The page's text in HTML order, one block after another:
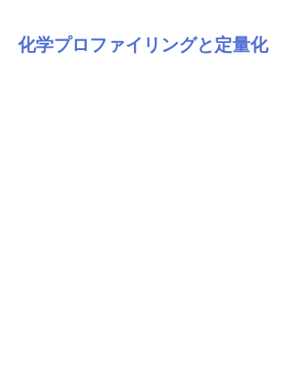
化学プロファイリングと定量化